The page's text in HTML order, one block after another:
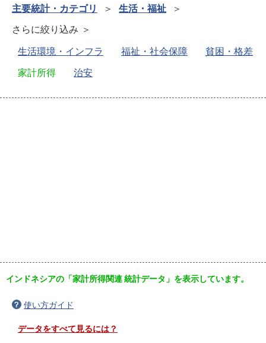
主要統計・カテゴリ
＞ 生活・福祉 ＞
さらに絞り込み ＞
生活環境・インフラ
福祉・社会保障
貧困・格差
家計所得
治安
インドネシアの「家計所得関連 統計データ」を表示しています。
使い方ガイド
データをすべて見るには？